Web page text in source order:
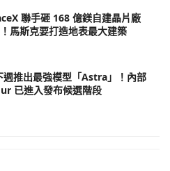
聯手砸 168 億鎂自建晶片廠
馬斯克要打造地表最大建築
推出最強模型「Astra」！內部
已進入發布候選階段